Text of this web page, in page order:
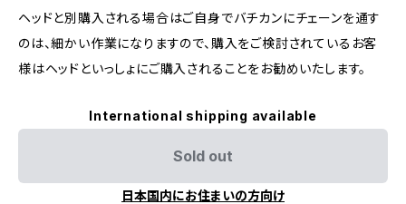
ヘッドと別購入される場合はご自身でバチカンにチェーンを通す
のは、細かい作業になりますので、購入をご検討されているお客
様はヘッドといっしょにご購入されることをお勧めいたします。
International shipping available
Sold out
日本国内にお住まいの方向け